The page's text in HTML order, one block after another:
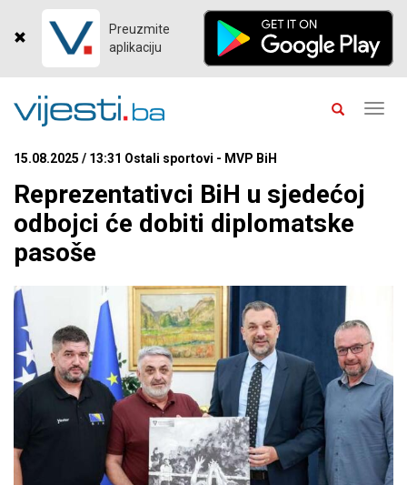
Preuzmite
aplikaciju
15.08.2025 / 13:31 Ostali sportovi - MVP BiH
Reprezentativci BiH u sjedećoj
odbojci će dobiti diplomatske
pasoše